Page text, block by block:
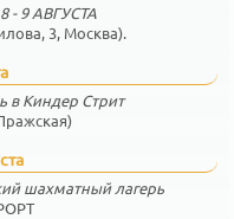
- 9 АВГУСТА
3, Москва).
в Киндер Стрит
шахматный лагерь